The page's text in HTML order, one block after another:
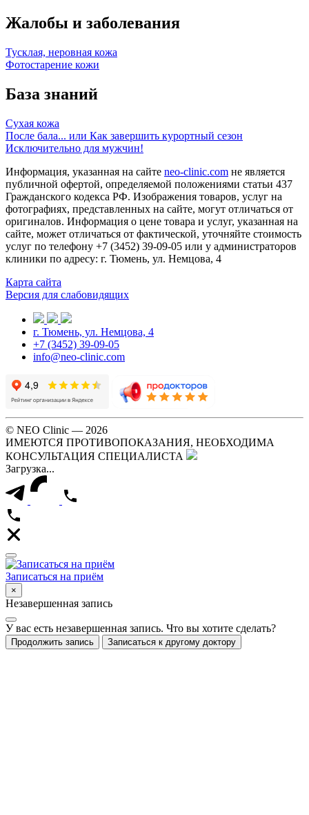
Жалобы и заболевания
Тусклая, неровная кожа
Фотостарение кожи
База знаний
Сухая кожа
После бала... или Как завершить курортный сезон
Исключительно для мужчин!
Информация, указанная на сайте neo-clinic.com не является
публичной офертой, определяемой положениями статьи 437
Гражданского кодекса РФ. Изображения товаров, услуг на
фотографиях, представленных на сайте, могут отличаться от
оригиналов. Информация о цене товара и услуг, указанная на
сайте, может отличаться от фактической, уточняйте стоимость
услуг по телефону +7 (3452) 39-09-05 или у администраторов
клиники по адресу: г. Тюмень, ул. Немцова, 4
Карта сайта
Версия для слабовидящих
г. Тюмень, ул. Немцова, 4
+7 (3452) 39-09-05
info@neo-clinic.com
© NEO Clinic — 2026
ИМЕЮТСЯ ПРОТИВОПОКАЗАНИЯ, НЕОБХОДИМА
КОНСУЛЬТАЦИЯ СПЕЦИАЛИСТА
Загрузка...
Записаться на приём
×
Незавершенная запись
У вас есть незавершенная запись. Что вы хотите сделать?
Продолжить запись Записаться к другому доктору